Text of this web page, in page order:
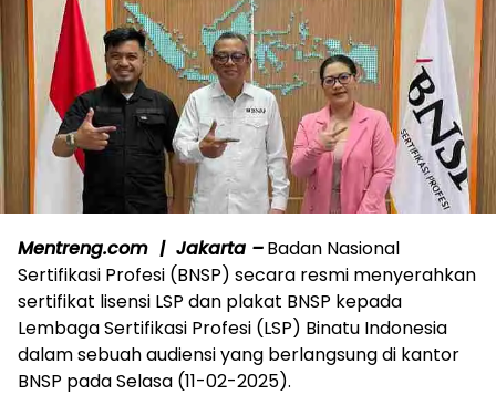
Mentreng.com | Jakarta –Badan Nasional
Sertifikasi Profesi (BNSP) secara resmi menyerahkan
sertifikat lisensi LSP dan plakat BNSP kepada
Lembaga Sertifikasi Profesi (LSP) Binatu Indonesia
dalam sebuah audiensi yang berlangsung di kantor
BNSP pada Selasa (11-02-2025).